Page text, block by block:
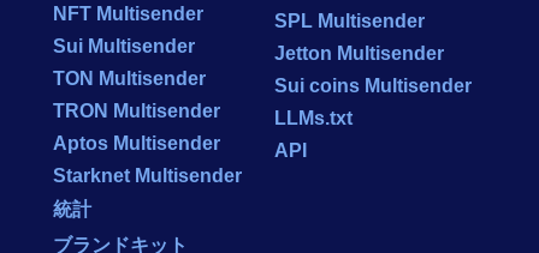
NFT Multisender
Sui Multisender
TON Multisender
TRON Multisender
Aptos Multisender
Starknet Multisender
統計
ブランドキット
SPL Multisender
Jetton Multisender
Sui coins Multisender
LLMs.txt
API